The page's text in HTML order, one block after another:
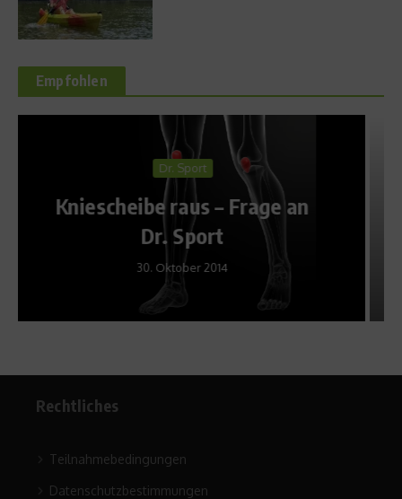
Empfohlen
Richtig trainieren
Killer Intervalle – Schneller
Radfahren durch VO2max
Training
Rechtliches
Teilnahmebedingungen
Datenschutzbestimmungen